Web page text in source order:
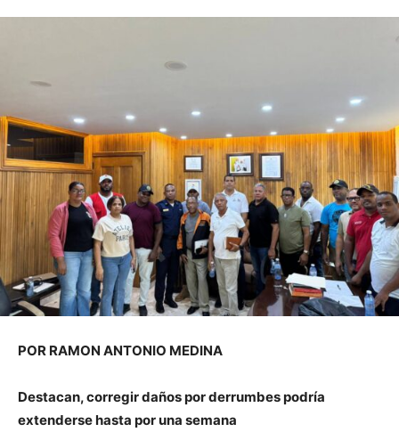
POR RAMON ANTONIO MEDINA
Destacan, corregir daños por derrumbes podría
extenderse hasta por una semana